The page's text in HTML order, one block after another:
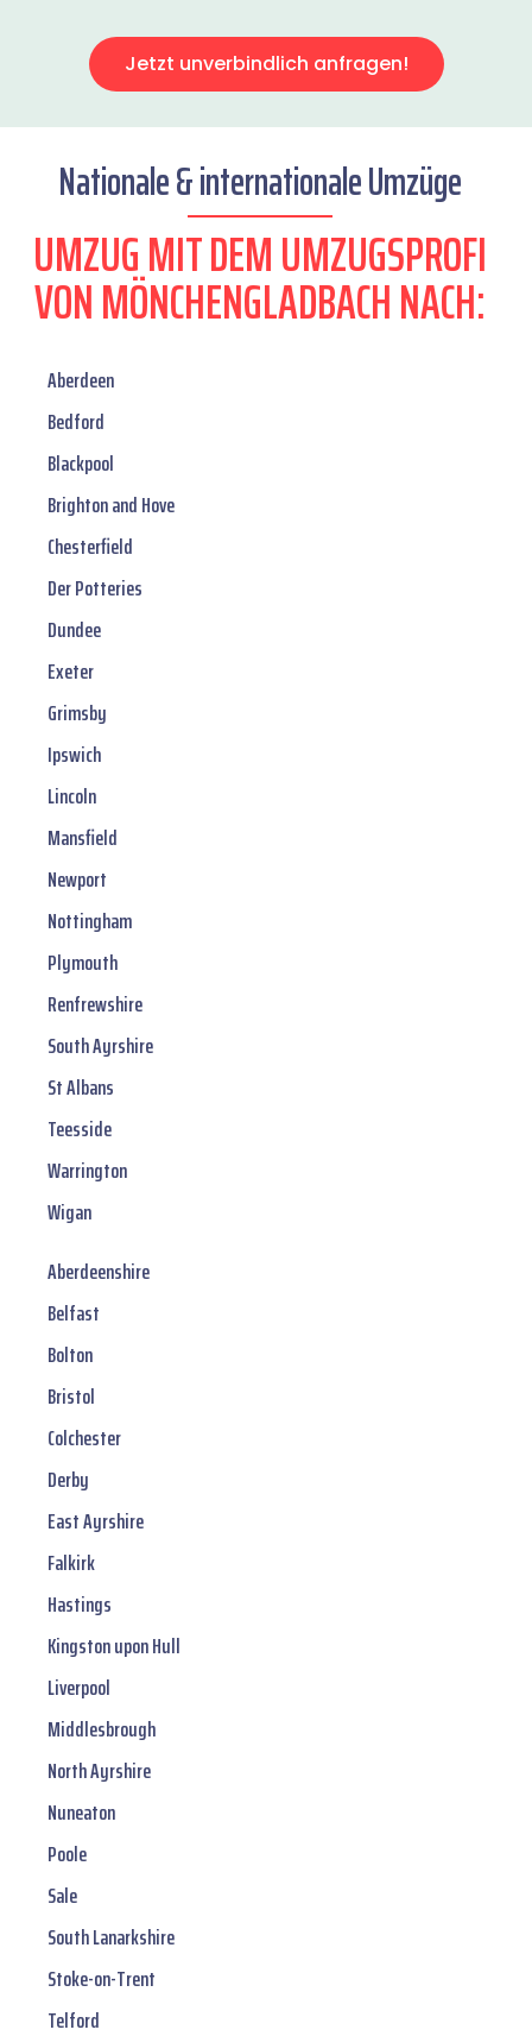
Jetzt unverbindlich anfragen!
Nationale & internationale Umzüge
UMZUG MIT DEM UMZUGSPROFI
VON MÖNCHENGLADBACH NACH:
Aberdeen
Bedford
Blackpool
Brighton and Hove
Chesterfield
Der Potteries
Dundee
Exeter
Grimsby
Ipswich
Lincoln
Mansfield
Newport
Nottingham
Plymouth
Renfrewshire
South Ayrshire
St Albans
Teesside
Warrington
Wigan
Aberdeenshire
Belfast
Bolton
Bristol
Colchester
Derby
East Ayrshire
Falkirk
Hastings
Kingston upon Hull
Liverpool
Middlesbrough
North Ayrshire
Nuneaton
Poole
Sale
South Lanarkshire
Stoke-on-Trent
Telford